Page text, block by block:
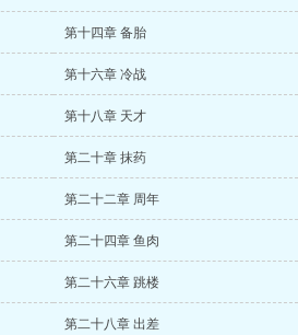
第十四章 备胎
第十六章 冷战
第十八章 天才
第二十章 抹药
第二十二章 周年
第二十四章 鱼肉
第二十六章 跳楼
第二十八章 出差